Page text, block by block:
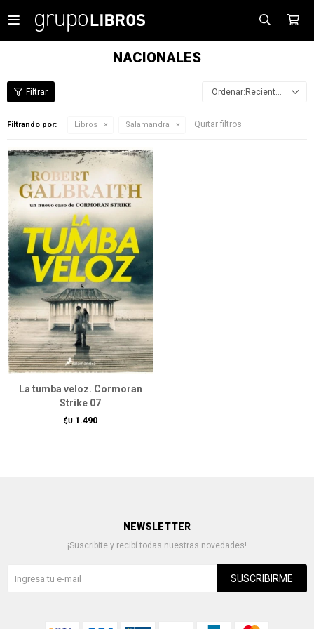

NACIONALES
Recientes
Filtrando por: Libros Salamandra Quitar filtros
La tumba veloz. Cormoran
Strike 07
$U 1.490
NEWSLETTER
¡Suscribite y recibí todas nuestras novedades!
SUSCRIBIRME